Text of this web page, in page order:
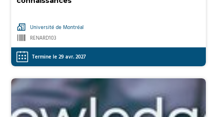
Université de Montréal
RENARD103
Termine le 29 avr. 2027